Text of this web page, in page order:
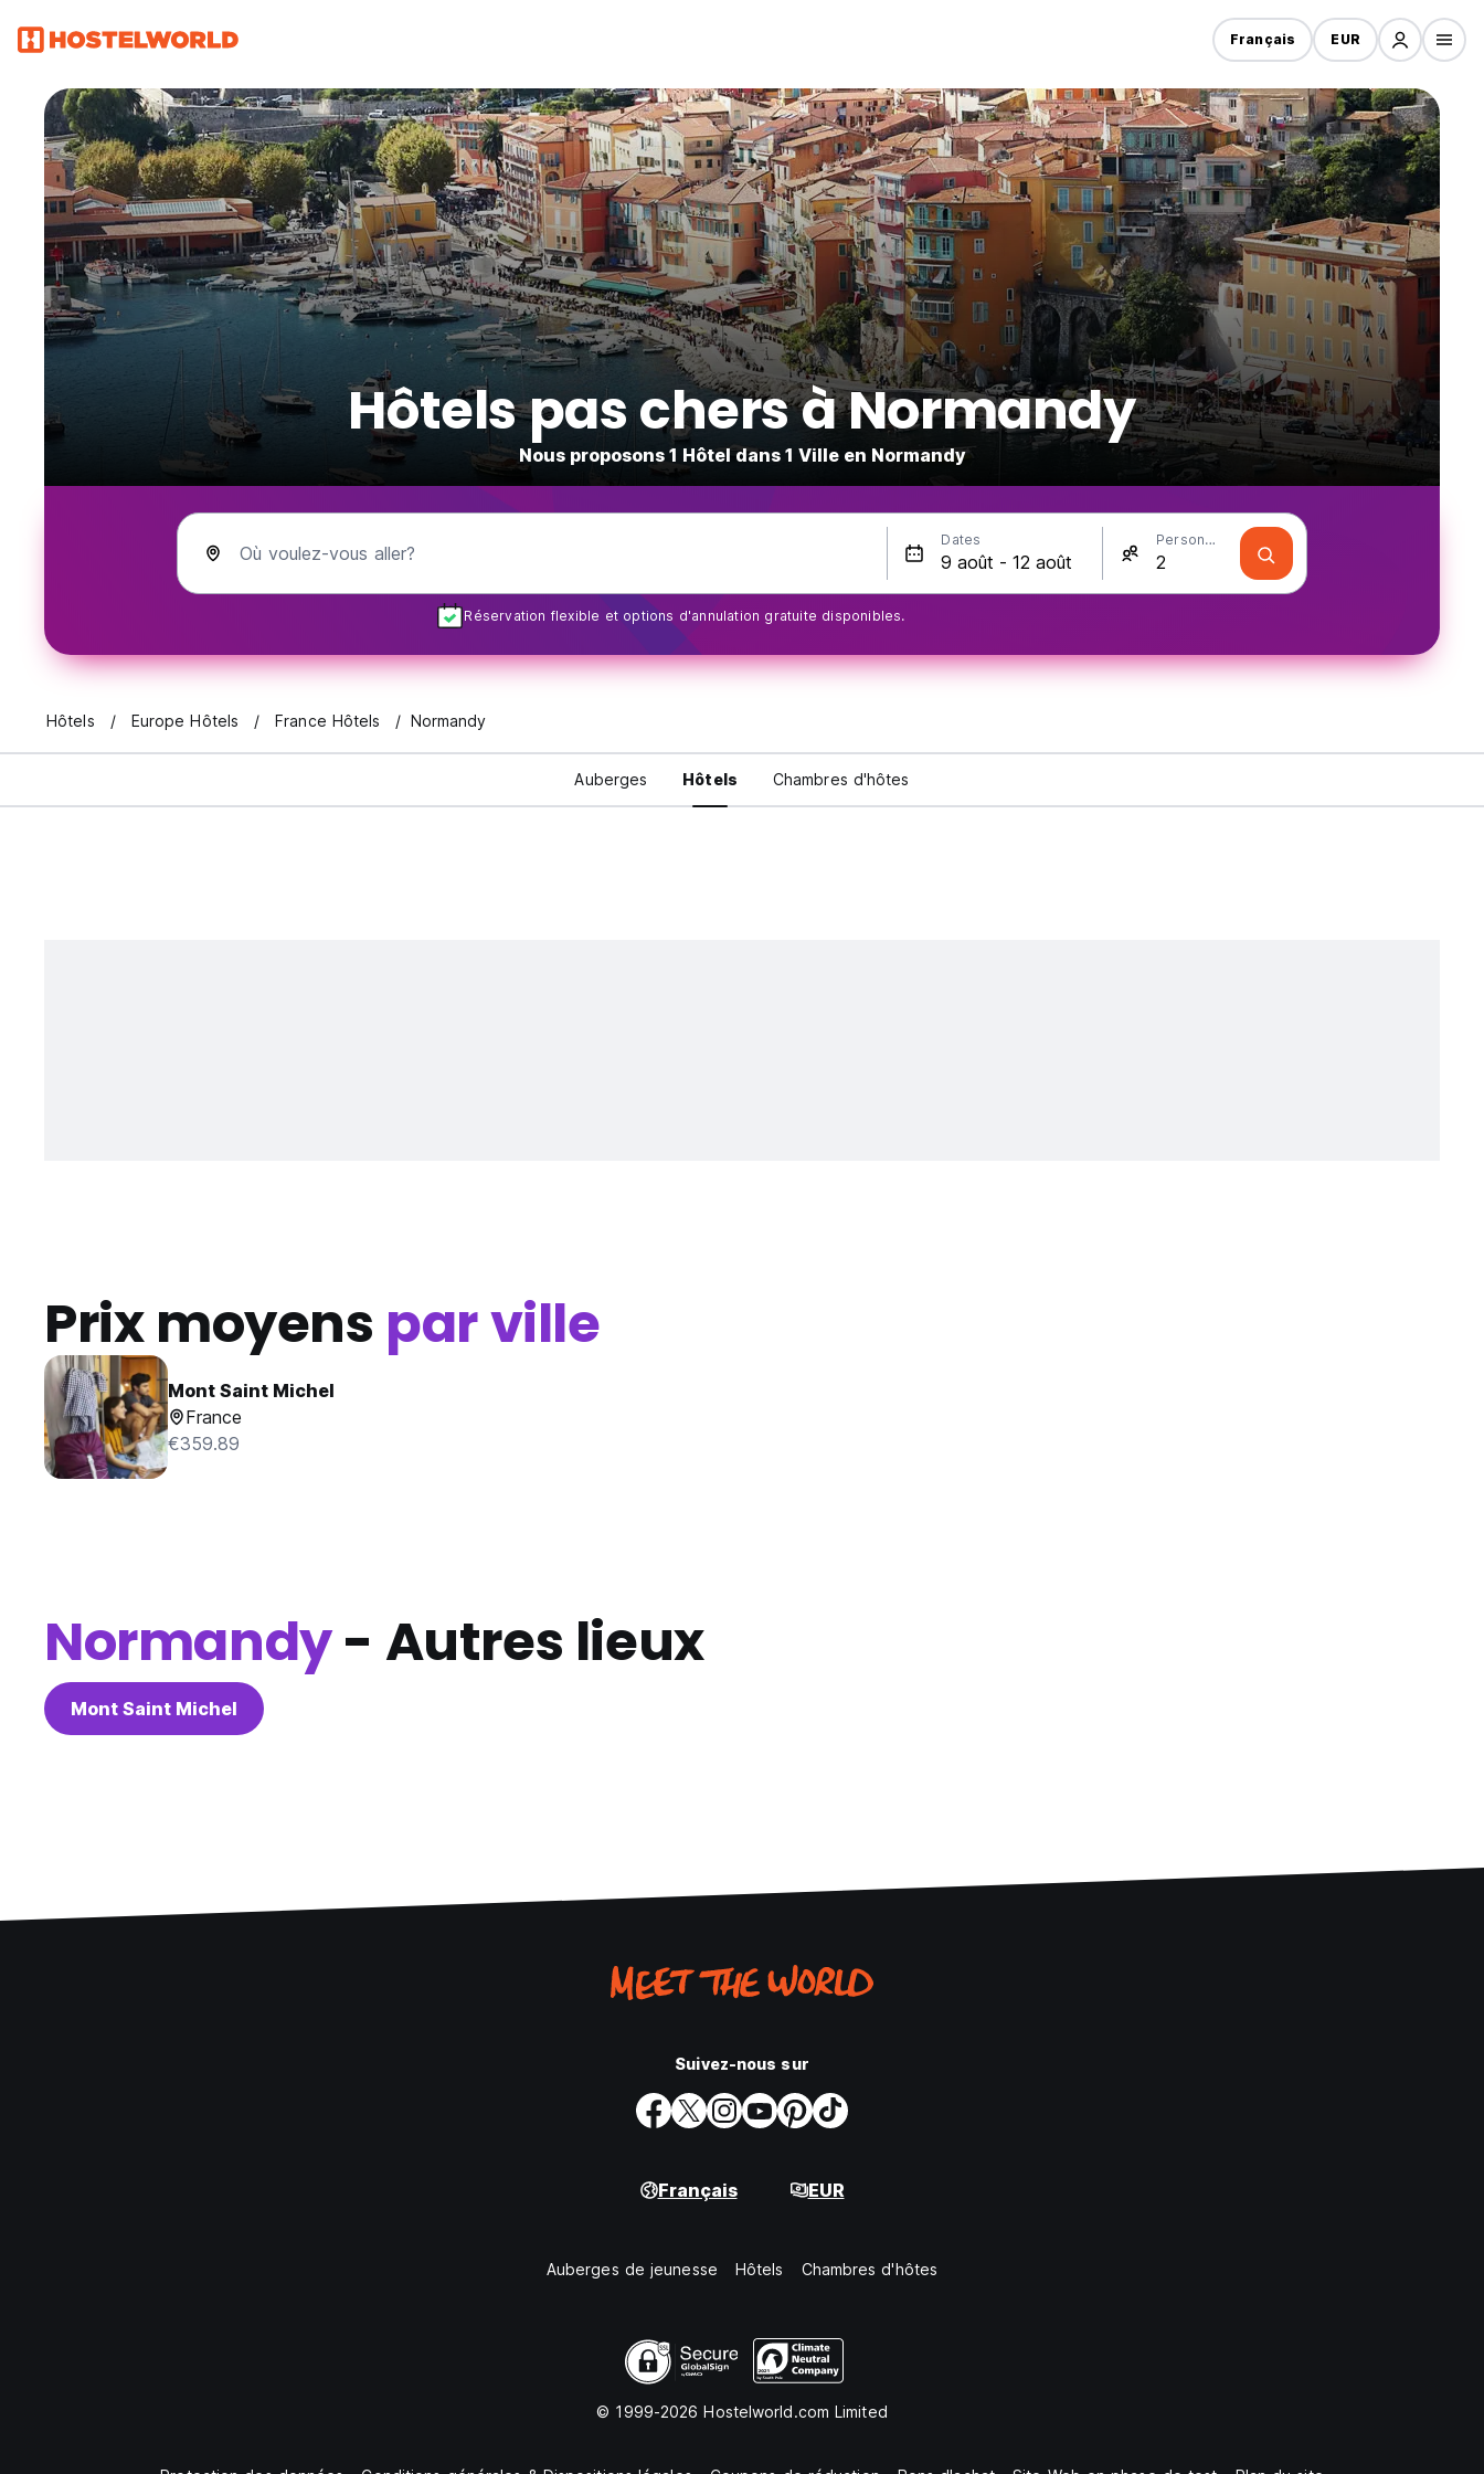
Français EUR
Hôtels pas chers à Normandy
Nous proposons 1 Hôtel dans 1 Ville en Normandy
Où voulez-vous aller?
Dates Personnes
Réservation flexible et options d'annulation gratuite disponibles.
Hôtels Europe Hôtels France Hôtels Normandy
Auberges Hôtels Chambres d'hôtes
Prix moyens par ville
Mont Saint Michel
France
€359.89
Normandy- Autres lieux
Mont Saint Michel
Suivez-nous sur
Français EUR
Auberges de jeunesse Hôtels Chambres d'hôtes
© 1999-2026 Hostelworld.com Limited